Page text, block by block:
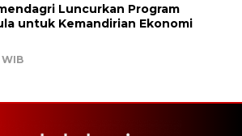
Luncurkan Program
untuk Kemandirian Ekonomi
WIB